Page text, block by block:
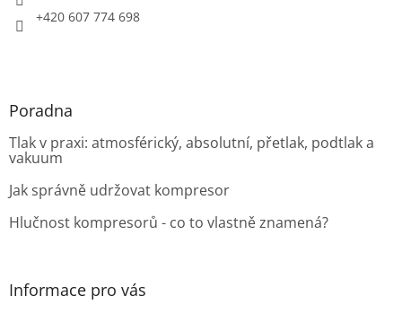
+420 607 774 698
Poradna
Tlak v praxi: atmosférický, absolutní, přetlak, podtlak a
vakuum
Jak správně udržovat kompresor
Hlučnost kompresorů - co to vlastně znamená?
Informace pro vás